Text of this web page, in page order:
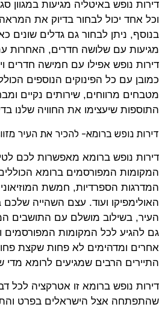
דירות נופש באיטליה מגיעות במגוון
וכל אחד יכול לבחור בדיוק את
בנוסף, ניתן לבחור גם גדלים שונים
מגיעות עם שלושה חדרים, האחרות
דירות נופש אפילו עם חמישה חדרים
כמובן עם כל הפינוקים הנוספים
מטבחים מרווחים, שירותים נקיים
התוספות שיעצימו את החוויה שלנו
דירות נופש ברומא- להכיר את העיר
דירות נופש ברומא מאפשרות לכם
המקומות המפורסמים ברומא
המדרגות הספרדיות, חמשת
האולימפיקו ועוד. עצם השהייה שלכם
העיר, בשילוב מושלם עם התושבים
גם להגיע לכל המקומות המפורסמים
אחרים ומדהימים לא פחות שקצת
התיירים הרבים שמגיעים לרומא מדי
דירות נופש ברומא זו אטרקציה לכל
שהתפתחה אצל הישראלים בפרט